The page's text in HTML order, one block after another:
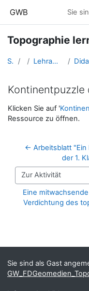
GWB Sie
Topographie
Startseite Kurse Lehramtsausbildung GW im Cluster Österreich Mitte
Kontinentpuzzle
Klicken Sie auf '
Ressource zu öffnen.
← Arbeitsblatt "Ein
der 1.
Zur Aktivität
Eine
Verdichtung des
Sie sind als Gast